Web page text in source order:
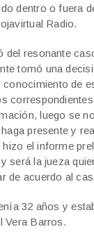
dentro o fuera
Radio.
del resonante
tomó una
de
luego se
presente y
el informe
será la jueza
de acuerdo al
32 años y
Vera Barros.